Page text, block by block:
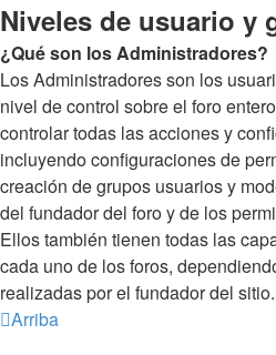
Niveles de usuario y
¿Qué son los Administradores?
Los Administradores son los
nivel de control sobre el foro
controlar todas las acciones y
incluyendo configuraciones de
creación de grupos usuarios y
del fundador del foro y de los
Ellos también tienen todas las
cada uno de los foros,
realizadas por el fundador del sitio.
Arriba